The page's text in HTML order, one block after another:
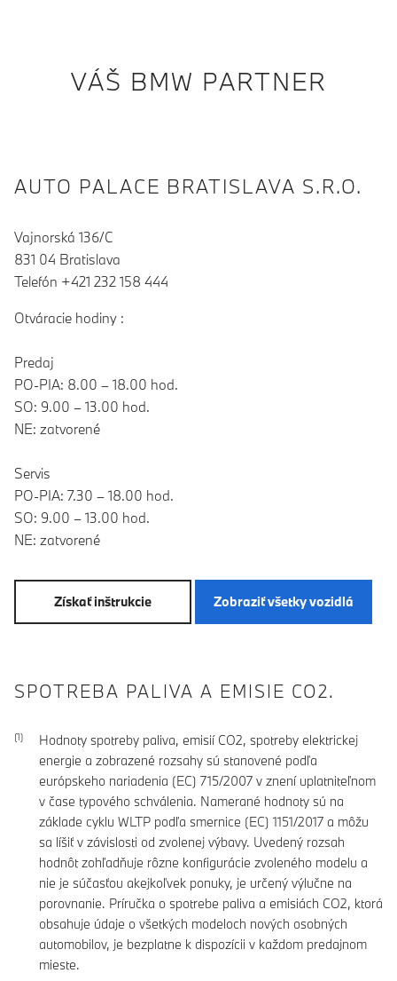
VÁŠ BMW PARTNER
AUTO PALACE BRATISLAVA S.R.O.
Vajnorská 136/C
831 04 Bratislava
Telefón +421 232 158 444
Otváracie hodiny :
Predaj
PO-PIA: 8.00 – 18.00 hod.
SO: 9.00 – 13.00 hod.
NE: zatvorené
Servis
PO-PIA: 7.30 – 18.00 hod.
SO: 9.00 – 13.00 hod.
NE: zatvorené
Získať inštrukcie Zobraziť všetky vozidlá
SPOTREBA PALIVA A EMISIE CO2.
Hodnoty spotreby paliva, emisií CO2, spotreby elektrickej
energie a zobrazené rozsahy sú stanovené podľa
európskeho nariadenia (EC) 715/2007 v znení uplatniteľnom
v čase typového schválenia. Namerané hodnoty sú na
základe cyklu WLTP podľa smernice (EC) 1151/2017 a môžu
sa líšiť v závislosti od zvolenej výbavy. Uvedený rozsah
hodnôt zohľadňuje rôzne konfigurácie zvoleného modelu a
nie je súčasťou akejkoľvek ponuky, je určený výlučne na
porovnanie. Príručka o spotrebe paliva a emisiách CO2, ktorá
obsahuje údaje o všetkých modeloch nových osobných
automobilov, je bezplatne k dispozícii v každom predajnom
mieste.